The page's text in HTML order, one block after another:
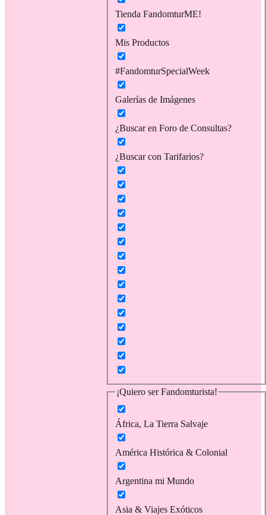
Tienda FandomturME!
Mis Productos
#FandomturSpecialWeek
Galerías de Imágenes
¿Buscar en Foro de Consultas?
¿Buscar con Tarifarios?
¡Quiero ser Fandomturista!
África, La Tierra Salvaje
América Histórica & Colonial
Argentina mi Mundo
Asia & Viajes Exóticos